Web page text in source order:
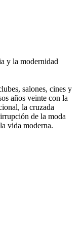
y la modernidad
salones, cines y
años veinte con la
la cruzada
de la moda
vida moderna.